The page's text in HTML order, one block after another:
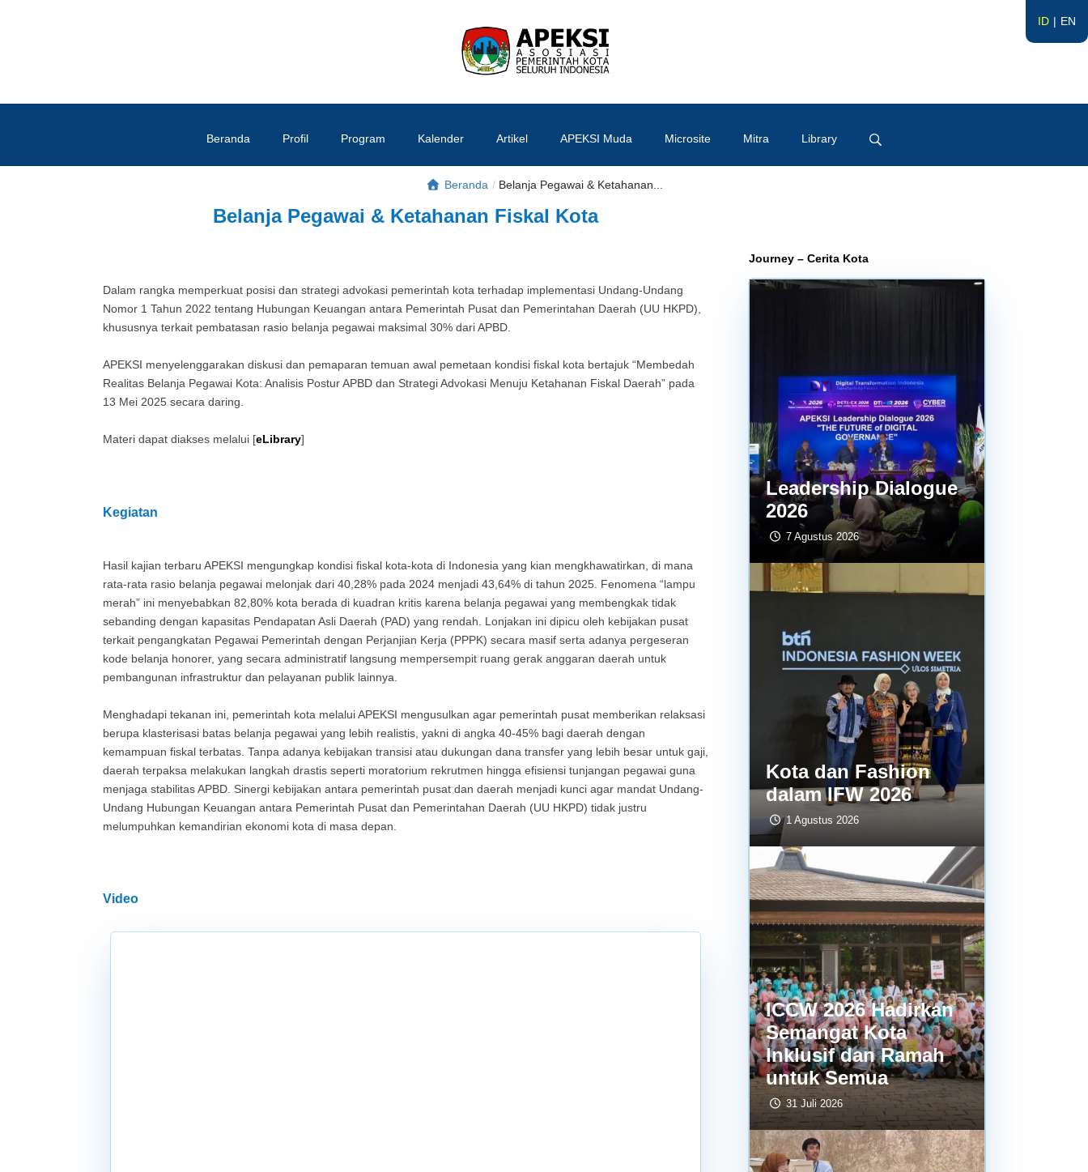
ID EN
APEKSI
#APEKSInergi
Beranda Profil Program Kalender Artikel APEKSI Muda Microsite Mitra Library
Beranda / Belanja Pegawai & Ketahanan...
Belanja Pegawai & Ketahanan Fiskal Kota
Dalam rangka memperkuat posisi dan strategi advokasi pemerintah kota terhadap implementasi Undang-Undang
Nomor 1 Tahun 2022 tentang Hubungan Keuangan antara Pemerintah Pusat dan Pemerintahan Daerah (UU HKPD),
khususnya terkait pembatasan rasio belanja pegawai maksimal 30% dari APBD.
APEKSI menyelenggarakan diskusi dan pemaparan temuan awal pemetaan kondisi fiskal kota bertajuk “Membedah
Realitas Belanja Pegawai Kota: Analisis Postur APBD dan Strategi Advokasi Menuju Ketahanan Fiskal Daerah” pada
13 Mei 2025 secara daring.
Materi dapat diakses melalui [eLibrary]
Kegiatan
Hasil kajian terbaru APEKSI mengungkap kondisi fiskal kota-kota di Indonesia yang kian mengkhawatirkan, di mana
rata-rata rasio belanja pegawai melonjak dari 40,28% pada 2024 menjadi 43,64% di tahun 2025. Fenomena “lampu
merah” ini menyebabkan 82,80% kota berada di kuadran kritis karena belanja pegawai yang membengkak tidak
sebanding dengan kapasitas Pendapatan Asli Daerah (PAD) yang rendah. Lonjakan ini dipicu oleh kebijakan pusat
terkait pengangkatan Pegawai Pemerintah dengan Perjanjian Kerja (PPPK) secara masif serta adanya pergeseran
kode belanja honorer, yang secara administratif langsung mempersempit ruang gerak anggaran daerah untuk
pembangunan infrastruktur dan pelayanan publik lainnya.
Menghadapi tekanan ini, pemerintah kota melalui APEKSI mengusulkan agar pemerintah pusat memberikan relaksasi
berupa klasterisasi batas belanja pegawai yang lebih realistis, yakni di angka 40-45% bagi daerah dengan
kemampuan fiskal terbatas. Tanpa adanya kebijakan transisi atau dukungan dana transfer yang lebih besar untuk gaji,
daerah terpaksa melakukan langkah drastis seperti moratorium rekrutmen hingga efisiensi tunjangan pegawai guna
menjaga stabilitas APBD. Sinergi kebijakan antara pemerintah pusat dan daerah menjadi kunci agar mandat Undang-
Undang Hubungan Keuangan antara Pemerintah Pusat dan Pemerintahan Daerah (UU HKPD) tidak justru
melumpuhkan kemandirian ekonomi kota di masa depan.
Video
Journey – Cerita Kota
Leadership Dialogue
2026
7 Agustus 2026
Kota dan Fashion
dalam IFW 2026
1 Agustus 2026
ICCW 2026 Hadirkan
Semangat Kota
Inklusif dan Ramah
untuk Semua
31 Juli 2026